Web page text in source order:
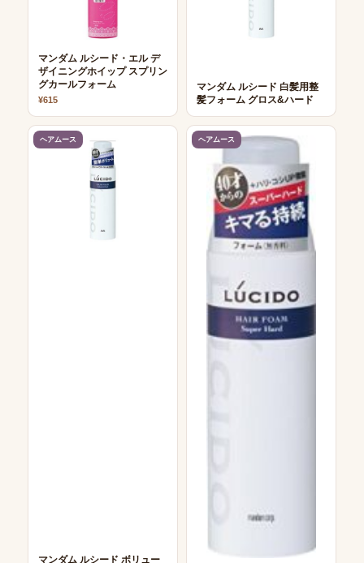
マンダム ルシード・エル デ
ザイニングホイップ スプリン
グカールフォーム
¥615
マンダム ルシード 白髪用整
髪フォーム グロス&ハード
ヘアムース
マンダム ルシード ボリュー
ヘアムース